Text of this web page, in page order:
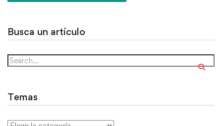
Busca un artículo
Temas